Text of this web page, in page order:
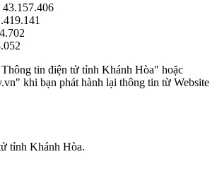
43.157.406
tin điện tử tỉnh Khánh Hòa" hoặc
khi bạn phát hành lại thông tin từ Website
tỉnh Khánh Hòa.